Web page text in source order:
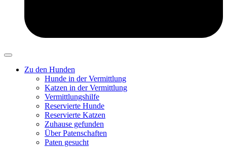
Zu den Hunden
Hunde in der Vermittlung
Katzen in der Vermittlung
Vermittlungshilfe
Reservierte Hunde
Reservierte Katzen
Zuhause gefunden
Über Patenschaften
Paten gesucht